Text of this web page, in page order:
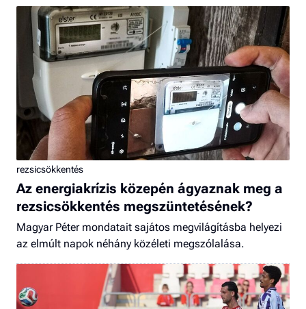
rezsicsökkentés
Az energiakrízis közepén ágyaznak meg a
rezsicsökkentés megszüntetésének?
Magyar Péter mondatait sajátos megvilágításba helyezi
az elmúlt napok néhány közéleti megszólalása.